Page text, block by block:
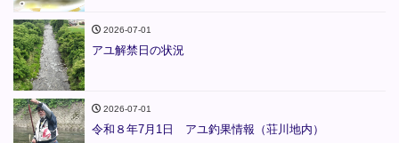
2026-07-01
アユ解禁日の状況
2026-07-01
令和８年7月1日 アユ釣果情報（荘川地内）